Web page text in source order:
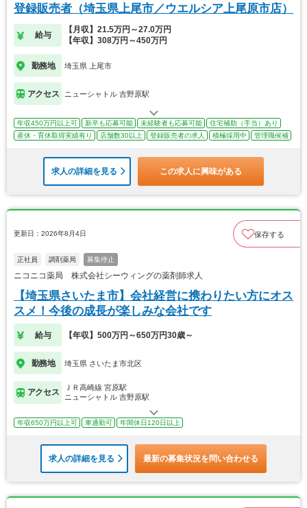
登録販売者（埼玉県上尾市／ウエルシア上尾原市店）
給与
【月収】21.5万円～27.0万円
【年収】308万円～450万円
勤務地 埼玉県 上尾市
アクセス ニューシャトル 吉野原駅
年収450万円以上可 新卒も応募可能 未経験者も応募可能
住宅補助（手当）あり
産休・育休取得実績有り
店舗数30以上 登録販売者の求人 積極採用中 管理職候補
求人の詳細を見る この求人に興味がある
更新日：2026年8月4日 保存する
正社員 調剤薬局 募集停止
ニコニコ薬局 株式会社シーウィングの薬剤師求人
【埼玉県さいたま市】会社経営に携わりたい方にオス
スメ！今後の成長が楽しみな会社です
給与 【年収】500万円～650万円30歳～
勤務地 埼玉県 さいたま市北区
アクセス
ＪＲ高崎線 宮原駅
ニューシャトル 吉野原駅
年収650万円以上可 車通勤可 年間休日120日以上
求人の詳細を見る 最新の募集状況を問い合わせる